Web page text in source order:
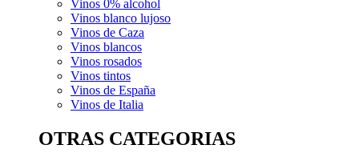
Vinos 0% alcohol
Vinos blanco lujoso
Vinos de Caza
Vinos blancos
Vinos rosados
Vinos tintos
Vinos de España
Vinos de Italia
OTRAS CATEGORIAS